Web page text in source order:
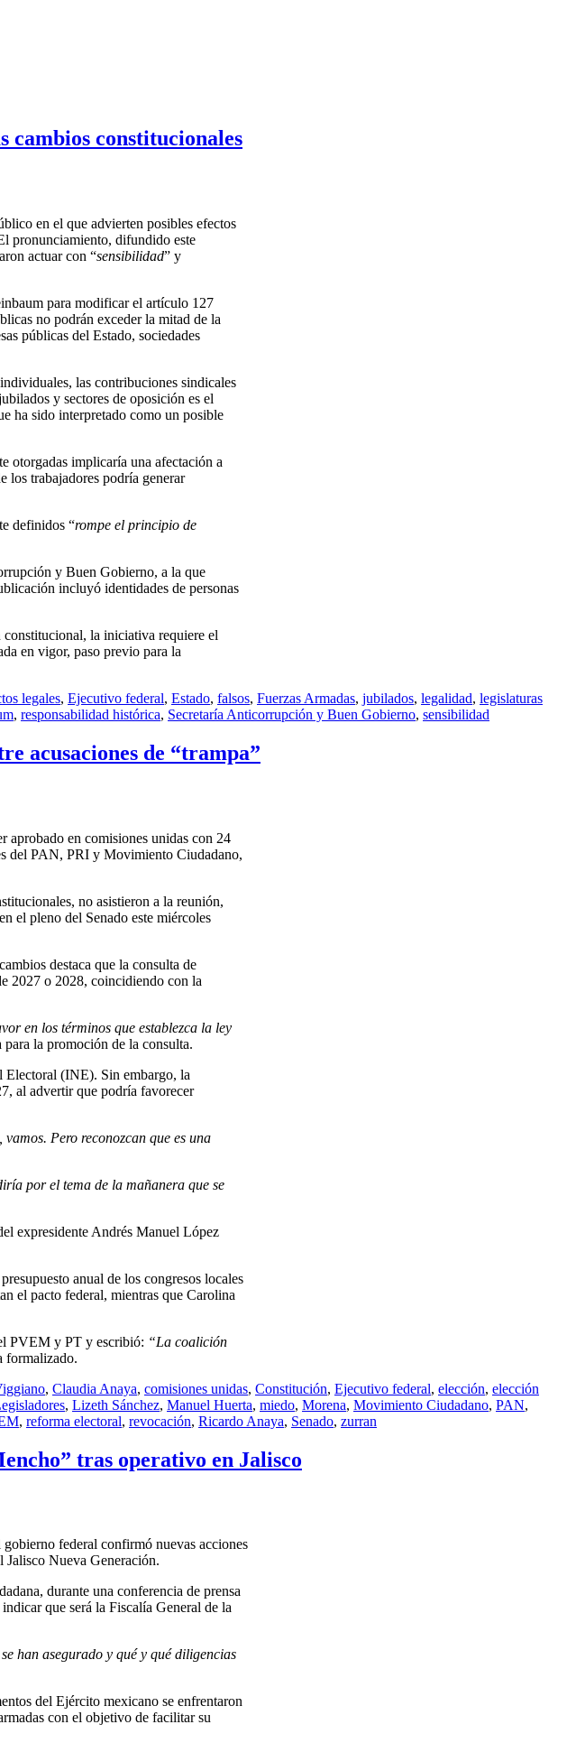
cambios constitucionales
en el que advierten posibles efectos
pronunciamiento, difundido este
actuar con “sensibilidad” y
para modificar el artículo 127
no podrán exceder la mitad de la
públicas del Estado, sociedades
las contribuciones sindicales
y sectores de oposición es el
ha sido interpretado como un posible
otorgadas implicaría una afectación a
los trabajadores podría generar
definidos “rompe el principio de
y Buen Gobierno, a la que
incluyó identidades de personas
la iniciativa requiere el
en vigor, paso previo para la
legales, Ejecutivo federal, Estado, falsos, Fuerzas Armadas, jubilados, legalidad, legislaturas
, responsabilidad histórica, Secretaría Anticorrupción y Buen Gobierno, sensibilidad
acusaciones de “trampa”
aprobado en comisiones unidas con 24
del PAN, PRI y Movimiento Ciudadano,
no asistieron a la reunión,
el pleno del Senado este miércoles
destaca que la consulta de
2027 o 2028, coincidiendo con la
en los términos que establezca la ley
la promoción de la consulta.
Electoral (INE). Sin embargo, la
al advertir que podría favorecer
Pero reconozcan que es una
por el tema de la mañanera que se
expresidente Andrés Manuel López
anual de los congresos locales
el pacto federal, mientras que Carolina
PVEM y PT y escribió: “La coalición
formalizado.
, Claudia Anaya, comisiones unidas, Constitución, Ejecutivo federal, elección, elección
, Lizeth Sánchez, Manuel Huerta, miedo, Morena, Movimiento Ciudadano, PAN,
, reforma electoral, revocación, Ricardo Anaya, Senado, zurran
tras operativo en Jalisco
federal confirmó nuevas acciones
Jalisco Nueva Generación.
durante una conferencia de prensa
que será la Fiscalía General de la
han asegurado y qué y qué diligencias
del Ejército mexicano se enfrentaron
con el objetivo de facilitar su